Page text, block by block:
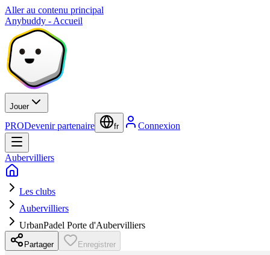
Aller au contenu principal
Anybuddy - Accueil
Jouer
PRODevenir partenaire fr Connexion
Aubervilliers
Les clubs
Aubervilliers
UrbanPadel Porte d'Aubervilliers
Partager Enregistrer